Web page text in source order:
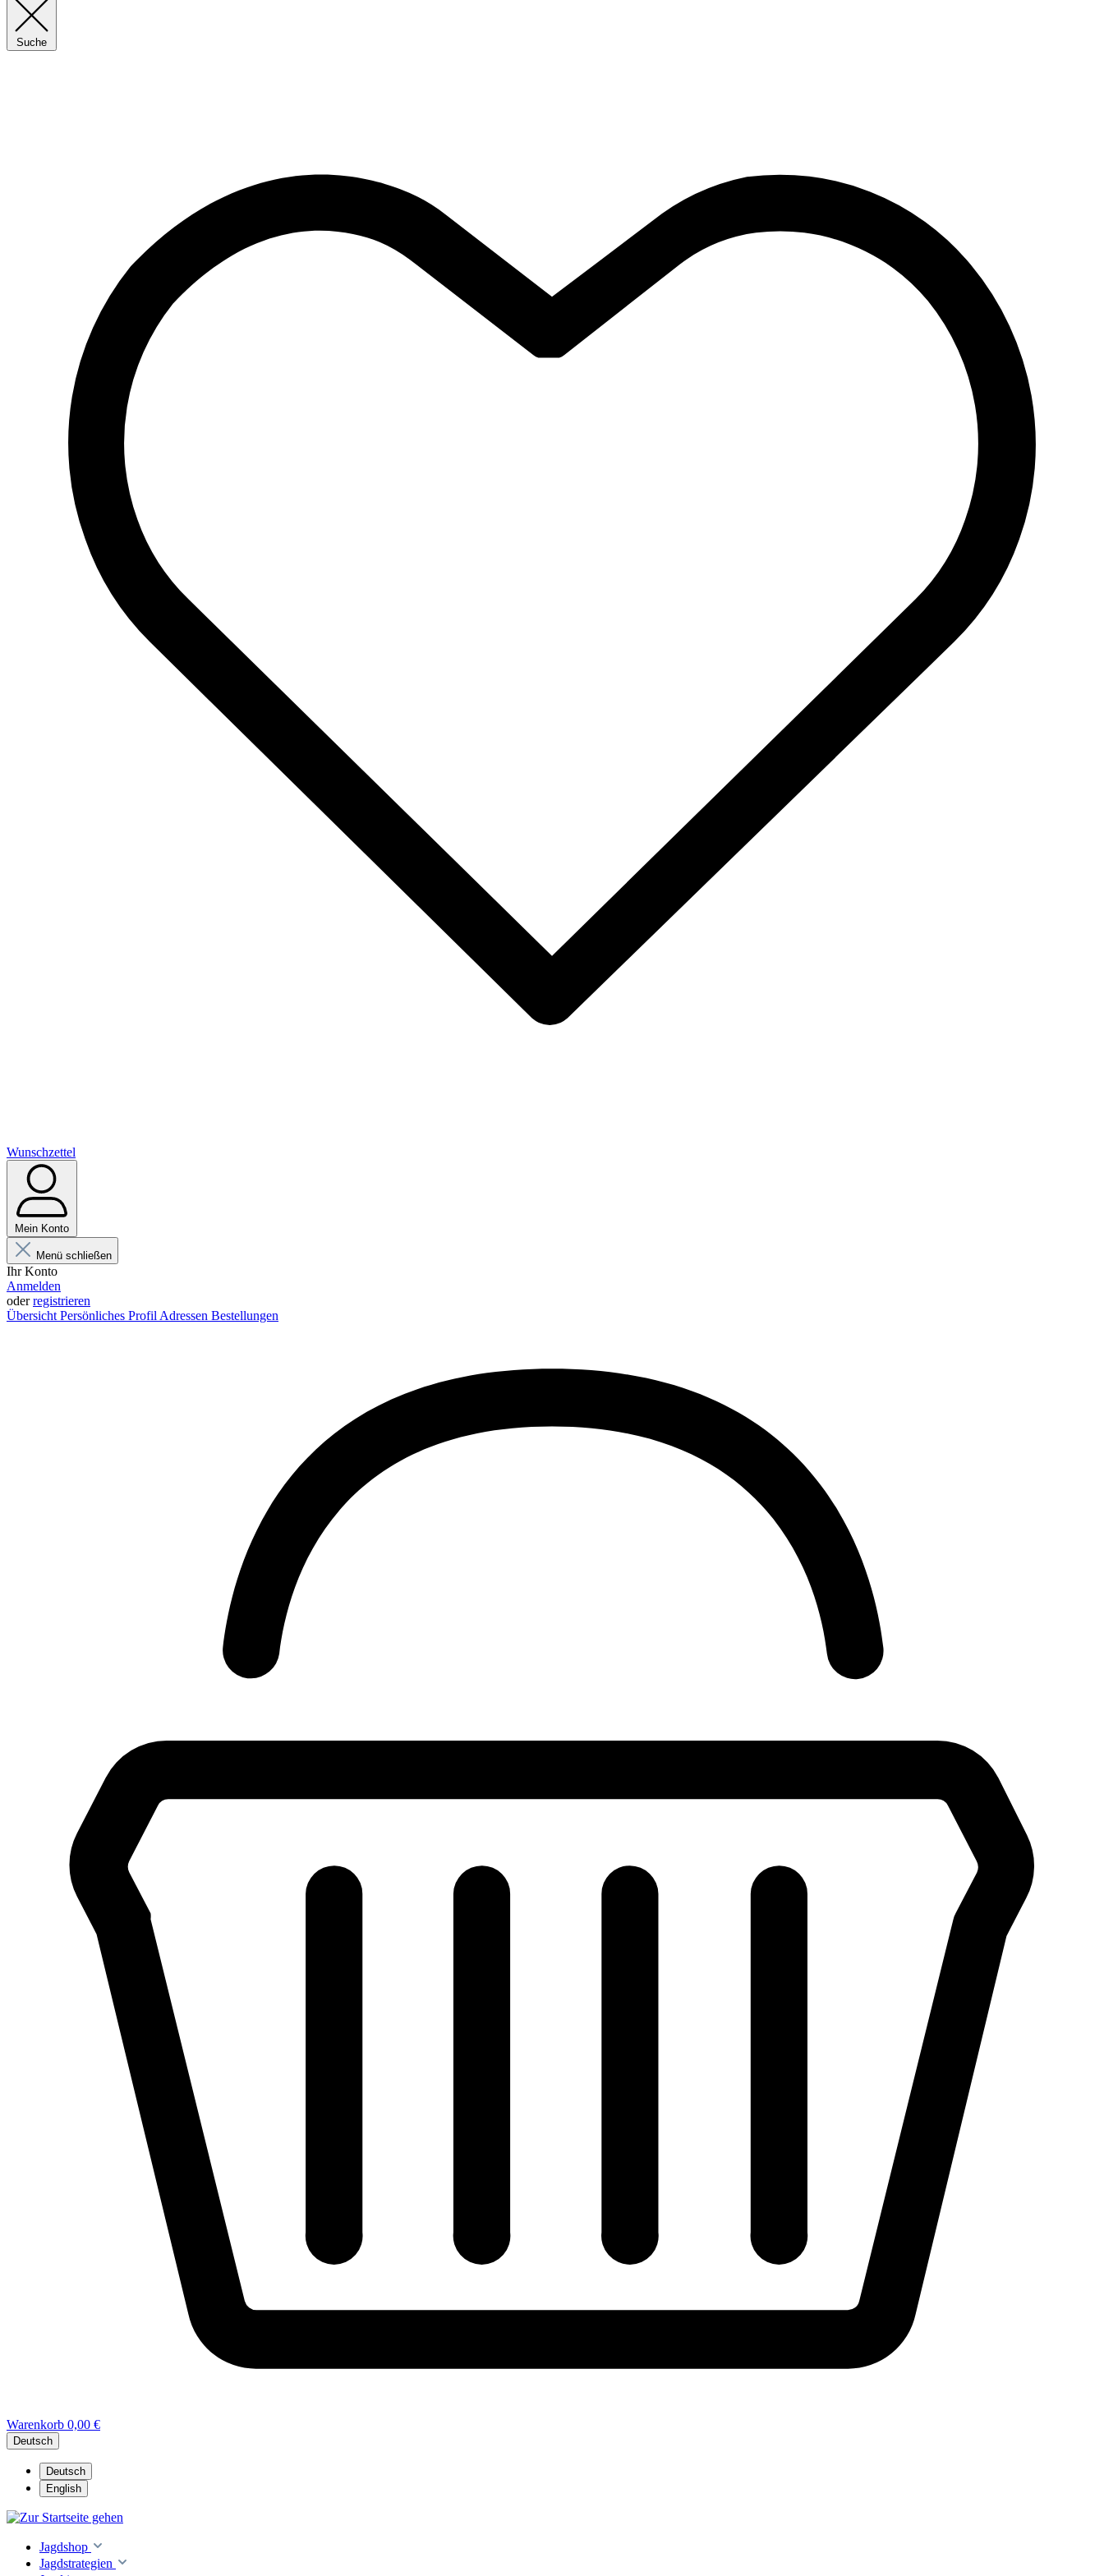
Suche
Wunschzettel
Mein Konto
Menü schließen
Ihr Konto
Anmelden
oderregistrieren
Übersicht Persönliches Profil Adressen Bestellungen
Warenkorb 0,00 €
Deutsch
Deutsch
English
Jagdshop
Jagdstrategien